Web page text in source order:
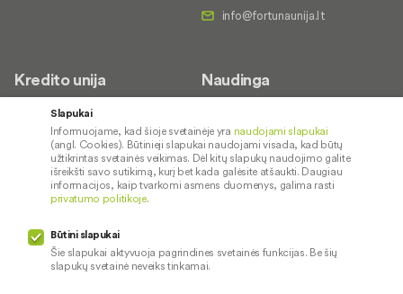
Kredito unija
Apie mus
Kontaktai
Karjera
Socialinė atsakomybė
Naudinga
Palūkanų normos
Paslaugų teikimo sąlygos ir
įkainiai
Pranešėjų apsauga
Slapukai
Informuojame, kad šioje svetainėje yra naudojami slapukai
(angl. Cookies). Būtinieji slapukai naudojami visada, kad būtų
užtikrintas svetainės veikimas. Dėl kitų slapukų naudojimo galite
išreikšti savo sutikimą, kurį bet kada galėsite atšaukti. Daugiau
informacijos, kaip tvarkomi asmens duomenys, galima rasti
privatumo politikoje.
Būtini slapukai
Šie slapukai aktyvuoja pagrindines svetainės funkcijas. Be šių
slapukų svetainė neveiks tinkamai.